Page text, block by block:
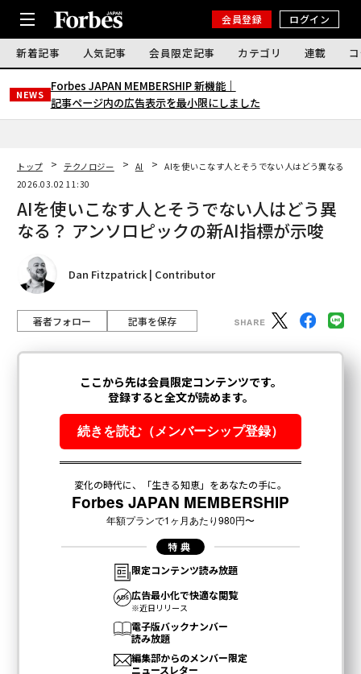
会員登録 ログイン
新着記事 人気記事 会員限定記事 カテゴリ 連載
NEWS
Forbes JAPAN MEMBERSHIP 新機能｜
記事ページ内の広告表示を最小限にしました
トップ テクノロジー AI
AIを使いこなす人とそうでない人はどう異なる？
2026.03.02 11:30
AIを使いこなす人とそうでない人はどう異
なる？ アンソロピックの新AI指標が示唆
Dan Fitzpatrick | Contributor
著者フォロー 記事を保存